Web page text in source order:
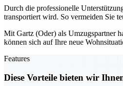
Durch die professionelle
transportiert wird. So vermeiden Sie
Mit Gartz (Oder) als Umzugspartner
können sich auf Ihre neue
Features
Diese Vorteile bieten wir